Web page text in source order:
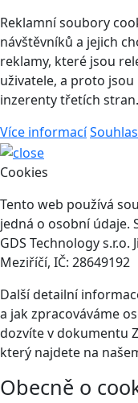
Reklamní soubory
návštěvníků a jejich
reklamy, které jsou
uživatele, a proto
inzerenty třetích stran.
Více informací
Cookies
Tento web používá
jedná o osobní údaje.
GDS Technology s.r.o.
Meziříčí, IČ: 28649192
Další detailní
a jak zpracováváme
dozvíte v dokumentu
který najdete na
Obecně o